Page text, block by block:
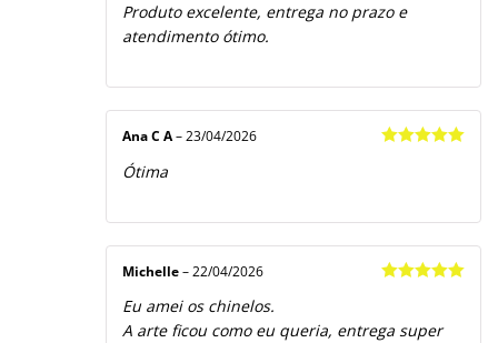
de 5
Produto excelente, entrega no prazo e
atendimento ótimo.
Ana C A– 23/04/2026
Ótima
Michelle – 22/04/2026
Eu amei os chinelos.
A arte ficou como eu queria, entrega super